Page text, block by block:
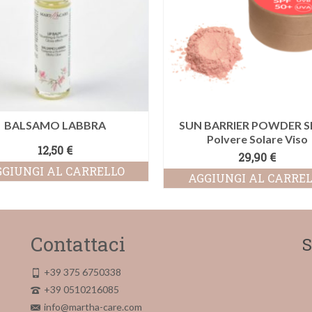
BALSAMO LABBRA
12,50 €
AL CARRELLO
SUN BARRIER POWDER
Polvere Solare Viso
29,90 €
AGGIUNGI AL
Contattaci
+39 375 6750338
+39 0510216085
info@martha-care.com